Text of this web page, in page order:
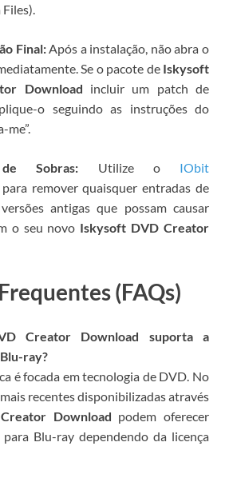
Final:Após a instalação, não abra o
Se o pacote de Iskysoft
Download incluir um patch de
o seguindo as instruções do
me”.
Sobras: Utilize o IObit
para remover quaisquer entradas de
antigas que possam causar
o seu novo Iskysoft DVD Creator
(FAQs)
Creator Download suporta a
ray?
é focada em tecnologia de DVD. No
recentes disponibilizadas através
Download podem oferecer
Blu-ray dependendo da licença